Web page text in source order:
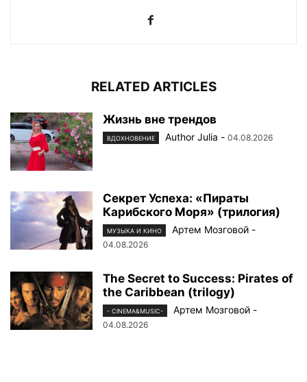
RELATED ARTICLES
Жизнь вне трендов
ВДОХНОВЕНИЕ Author Julia - 04.08.2026
Секрет Успеха: «Пираты
Карибского Моря» (трилогия)
МУЗЫКА И КИНО Артем Мозговой -
04.08.2026
The Secret to Success: Pirates of
the Caribbean (trilogy)
- CINEMA&MUSIC- Артем Мозговой -
04.08.2026